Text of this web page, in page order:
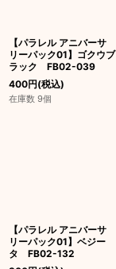
【パラレル アニバーサ
リーパック01】ゴクウブ
ラック FB02-039
400円(税込)
在庫数 9個
【パラレル アニバーサ
リーパック01】ベジー
タ FB02-132